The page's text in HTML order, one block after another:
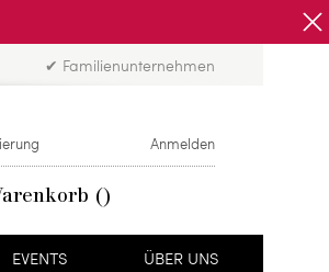
✔ Familienunternehmen
Anmelden
EVENTS ÜBER UNS